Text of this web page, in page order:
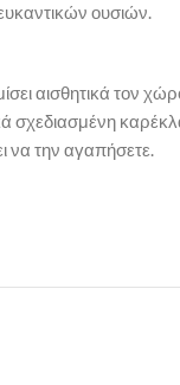
ουσιών.
αισθητικά τον
σχεδιασμένη
να την αγαπήσετε.